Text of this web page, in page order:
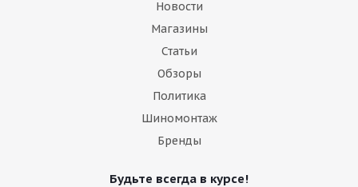
Новости
Магазины
Статьи
Обзоры
Политика
Шиномонтаж
Бренды
Будьте всегда в курсе!